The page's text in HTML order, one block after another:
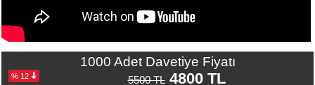
İletişim
427
1000 Adet Davetiye Fiyatı
% 12 5500 TL4800 TL